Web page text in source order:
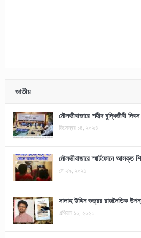
জাতীয়
মৌলভীবাজারে শহীদ বুদ্ধিজীবী
ডিসেম্বর ১৪, ২০২৪
মৌলভীবাজারে স্মার্টফোনে আসক্ত
মে ২৯, ২০২১
সালাহ উদ্দিন শুভ্রর রাজনৈতিক
এপ্রিল ১০, ২০২১